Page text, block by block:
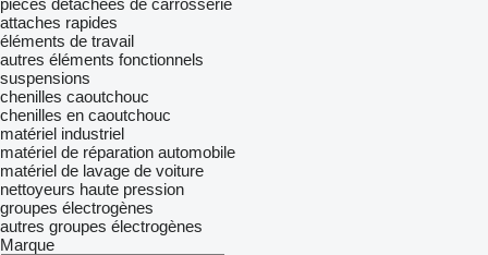
pièces détachées de carrosserie
attaches rapides
éléments de travail
autres éléments fonctionnels
suspensions
chenilles caoutchouc
chenilles en caoutchouc
matériel industriel
matériel de réparation automobile
matériel de lavage de voiture
nettoyeurs haute pression
groupes électrogènes
autres groupes électrogènes
Marque